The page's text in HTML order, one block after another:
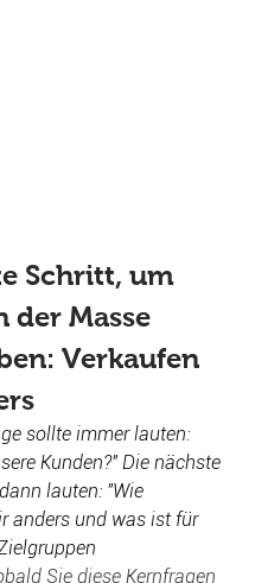
Schritt, um
der Masse
Verkaufen
sollte immer lauten:
Kunden?" Die nächste
lauten: "Wie
anders und was ist für
Sie diese Kernfragen